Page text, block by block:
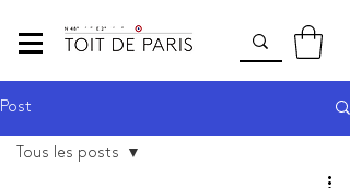
Post
Tous les posts